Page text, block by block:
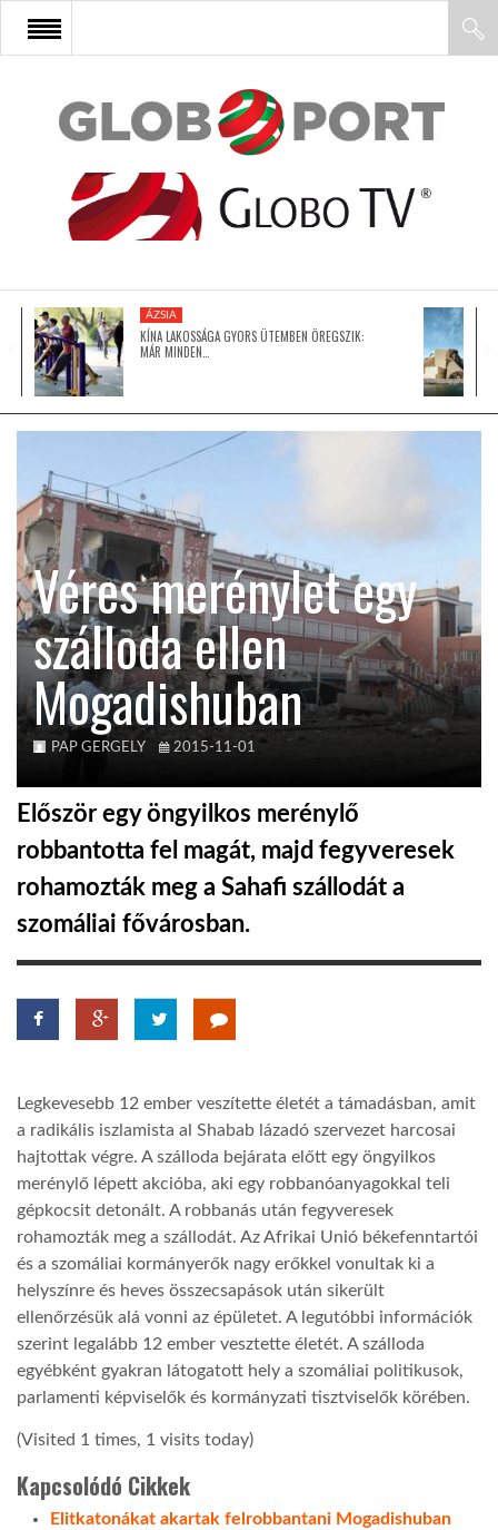
FŐOLDAL
AFRIKA
ÁZSIA
LATIN-AMERIKA
KÖZEL-KELET
AUSZTRÁLIA
A VILÁG ITTHON
TROPICALMAGAZIN
GLOBOTV
AFRIKA TUDÁSTÁR
A NAP SZÉPE
GLOBOZSARU
ÁZSIA
KÍNA LAKOSSÁGA GYORS ÜTEMBEN ÖREGSZIK:
MÁR MINDEN…
Véres merénylet egy
szálloda ellen
Mogadishuban
PAP GERGELY 2015-11-01
Először egy öngyilkos merénylő
robbantotta fel magát, majd fegyveresek
rohamozták meg a Sahafi szállodát a
szomáliai fővárosban.
Legkevesebb 12 ember veszítette életét a támadásban, amit
a radikális iszlamista al Shabab lázadó szervezet harcosai
hajtottak végre. A szálloda bejárata előtt egy öngyilkos
merénylő lépett akcióba, aki egy robbanóanyagokkal teli
gépkocsit detonált. A robbanás után fegyveresek
rohamozták meg a szállodát. Az Afrikai Unió békefenntartói
és a szomáliai kormányerők nagy erőkkel vonultak ki a
helyszínre és heves összecsapások után sikerült
ellenőrzésük alá vonni az épületet. A legutóbbi információk
szerint legalább 12 ember vesztette életét. A szálloda
egyébként gyakran látogatott hely a szomáliai politikusok,
parlamenti képviselők és kormányzati tisztviselők körében.
(Visited 1 times, 1 visits today)
Kapcsolódó Cikkek
Elitkatonákat akartak felrobbantani Mogadishuban